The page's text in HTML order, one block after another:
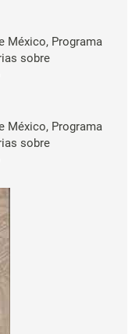
México, Programa
sobre
México, Programa
sobre